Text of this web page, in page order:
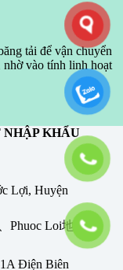
tải để vận chuyển
nhờ vào tính linh hoạt
KHẨU
Lợi, Huyện
Phuoc Loi地
Điện Biên